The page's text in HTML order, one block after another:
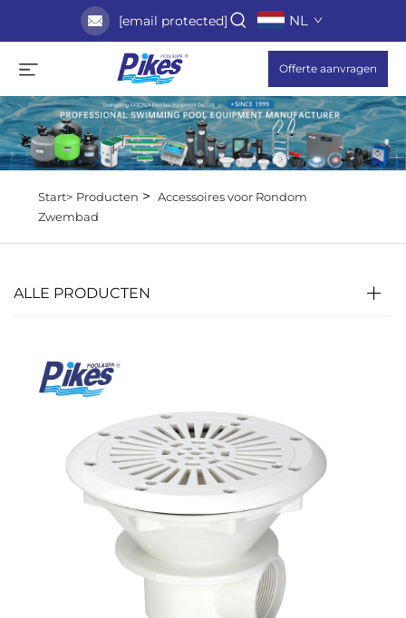
[email protected] NL
Offerte aanvragen
Start> Producten > Accessoires voor Rondom
Zwembad
ALLE PRODUCTEN